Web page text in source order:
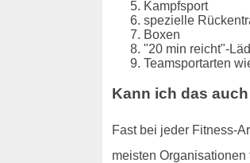
Kampfsport
spezielle
Boxen
"20 min reicht"-
Teamsportarten
Kann ich das
Fast bei jeder Fitness-
meisten